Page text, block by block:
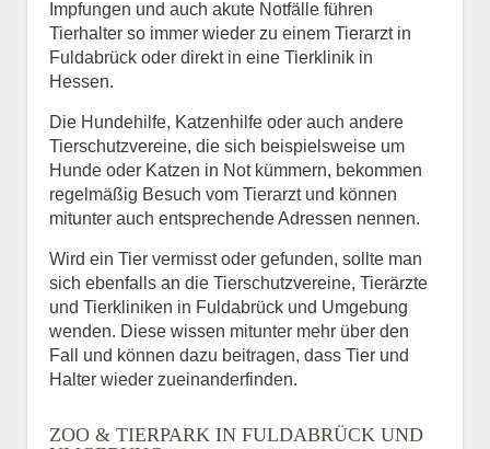
Impfungen und auch akute Notfälle führen
Tierhalter so immer wieder zu einem Tierarzt in
Fuldabrück oder direkt in eine Tierklinik in
Hessen.
Die Hundehilfe, Katzenhilfe oder auch andere
Tierschutzvereine, die sich beispielsweise um
Hunde oder Katzen in Not kümmern, bekommen
regelmäßig Besuch vom Tierarzt und können
mitunter auch entsprechende Adressen nennen.
Wird ein Tier vermisst oder gefunden, sollte man
sich ebenfalls an die Tierschutzvereine, Tierärzte
und Tierkliniken in Fuldabrück und Umgebung
wenden. Diese wissen mitunter mehr über den
Fall und können dazu beitragen, dass Tier und
Halter wieder zueinanderfinden.
ZOO & TIERPARK IN FULDABRÜCK UND